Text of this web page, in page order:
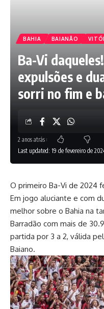
BAHIA BAIANÃO
Ba-Vi
expulsões e
sorri no fim e
Last updated: 19 de fevereiro de
2 anos atrás
O primeiro Ba-Vi de 2024
Em jogo aluciante e com
melhor sobre o Bahia na
Barradão com mais de
partida por 3 a 2, válida
Baiano.